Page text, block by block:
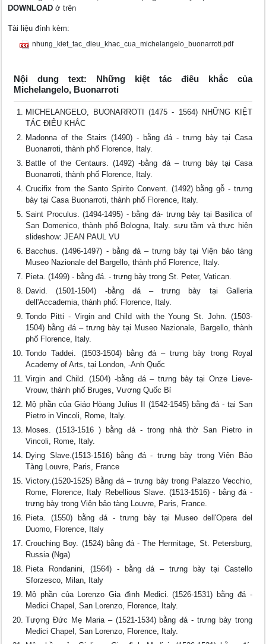
DOWNLOAD ở trên
Tài liệu đính kèm:
nhung_kiet_tac_dieu_khac_cua_michelangelo_buonarroti.pdf
Nội dung text: Những kiệt tác điêu khắc của
Michelangelo, Buonarroti
MICHELANGELO, BUONARROTI (1475 - 1564) NHỮNG KIỆT
TÁC ĐIÊU KHẮC
Madonna of the Stairs (1490) - bằng đá - trưng bày tại Casa
Buonarroti, thành phố Florence, Italy.
Battle of the Centaurs. (1492) -bằng đá – trưng bày tại Casa
Buonarroti, thành phố Florence, Italy.
Crucifix from the Santo Spirito Convent. (1492) bằng gỗ - trưng
bày tại Casa Buonarroti, thành phố Florence, Italy.
Saint Proculus. (1494-1495) - bằng đá- trưng bày tại Basilica of
San Domenico, thành phố Bologna, Italy. sưu tầm và thực hiện
slideshow: JEAN PAUL VU
Bacchus. (1496-1497) - bằng đá – trưng bày tại Viện bảo tàng
Museo Nazionale del Bargello, thành phố Florence, Italy.
Pieta. (1499) - bằng đá. - trưng bày trong St. Peter, Vatican.
David. (1501-1504) -bằng đá – trưng bày tại Galleria
dell'Accademia, thành phố: Florence, Italy.
Tondo Pitti - Virgin and Child with the Young St. John. (1503-
1504) bằng đá – trưng bày tại Museo Nazionale, Bargello, thành
phố Florence, Italy.
Tondo Taddei. (1503-1504) bằng đá – trưng bày trong Royal
Academy of Arts, tại London, -Anh Quốc
Virgin and Child. (1504) -bằng đá – trưng bày tại Onze Lieve-
Vrouw, thành phố Bruges, Vương Quốc Bỉ
Mộ phần của Giáo Hòang Julius II (1542-1545) bằng đá - tại San
Pietro in Vincoli, Rome, Italy.
Moses. (1513-1516 ) bằng đá - trong nhà thờ San Pietro in
Vincoli, Rome, Italy.
Dying Slave.(1513-1516) bằng đá - trưng bày trong Viện Bảo
Tàng Louvre, Paris, France
Victory.(1520-1525) Bằng đá – trưng bày trong Palazzo Vecchio,
Rome, Florence, Italy Rebellious Slave. (1513-1516) - bằng đá -
trưng bày trong Viện bảo tàng Louvre, Paris, France.
Pieta. (1550) bằng đá - trưng bày tại Museo dell'Opera del
Duomo, Florence, Italy
Crouching Boy. (1524) bằng đá - The Hermitage, St. Petersburg,
Russia (Nga)
Pieta Rondanini, (1564) - bằng đá – trưng bày tại Castello
Sforzesco, Milan, Italy
Mộ phần của Lorenzo Gia đình Medici. (1526-1531) bằng đá -
Medici Chapel, San Lorenzo, Florence, Italy.
Tượng Đức Mẹ Maria – (1521-1534) bằng đá - trưng bày trong
Medici Chapel, San Lorenzo, Florence, Italy.